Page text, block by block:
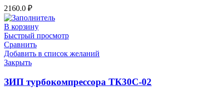
2160.0 ₽
В корзину
Быстрый просмотр
Сравнить
Добавить в список желаний
Закрыть
ЗИП турбокомпрессора ТК30С-02